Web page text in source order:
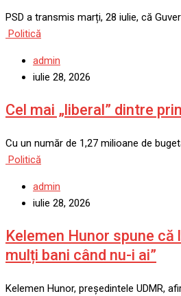
PSD a transmis marți, 28 iulie, că
Politică
admin
iulie 28, 2026
Cel mai „liberal” dintre
Cu un număr de 1,27 milioane de
Politică
admin
iulie 28, 2026
Kelemen Hunor spune
mulți bani când nu-i ai”
Kelemen Hunor, președintele UDMR,